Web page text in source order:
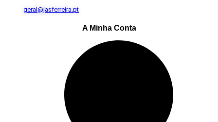
geral@jasferreira.pt
A Minha Conta